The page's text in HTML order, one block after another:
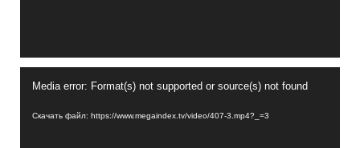
Media error: Format(s) not supported or source(s) not found
Скачать файл: https://www.megaindex.tv/video/407-3.mp4?_=3